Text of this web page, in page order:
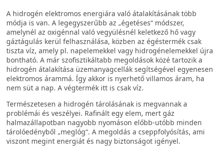
A hidrogén elektromos energiára való átalakításának több
módja is van. A legegyszerűbb az „égetéses“ módszer,
amelynél az oxigénnal való vegyülésnél keletkező hő vagy
gáztágulás kerül felhasználása, közben az égéstermék csak
tiszta víz, amely pl. napelemekkel vagy hidrogénelemekkel újra
bontható. A már szofisztikáltabb megoldások közé tartozik a
hidrogén átalakítása üzemanyagcellák segítségével egyenesen
elektromos árammá. Így akkor is nyerhető villamos áram, ha
nem süt a nap. A végtermék itt is csak víz.
Természetesen a hidrogén tárolásának is megvannak a
problémái és veszélyei. Rafinált egy elem, mert gáz
halmazállapotban nagyobb nyomáson előbb-utóbb minden
tárolóedényből „meglóg“. A megoldás a cseppfolyósítás, ami
viszont megint energiát és nagy biztonságot igényel.